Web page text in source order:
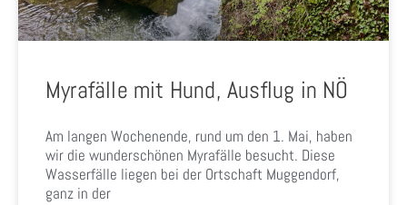
Myrafälle mit Hund, Ausflug in NÖ
Am langen Wochenende, rund um den 1. Mai, haben
wir die wunderschönen Myrafälle besucht. Diese
Wasserfälle liegen bei der Ortschaft Muggendorf,
ganz in der